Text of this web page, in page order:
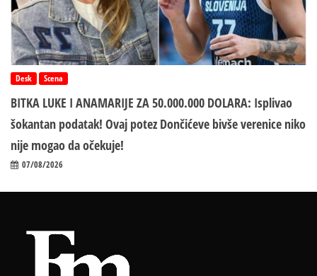
Desk Scena
BITKA LUKE I ANAMARIJE ZA 50.000.000 DOLARA: Isplivao
šokantan podatak! Ovaj potez Dončićeve bivše verenice niko
nije mogao da očekuje!
07/08/2026